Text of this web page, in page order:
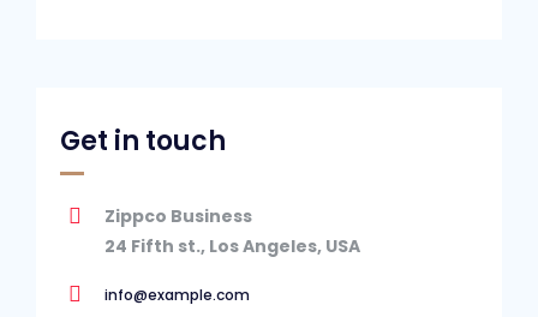
Get in touch
Zippco Business
24 Fifth st., Los Angeles, USA
info@example.com